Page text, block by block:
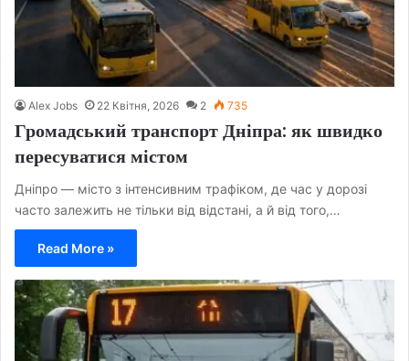
Alex Jobs 22 Квітня, 2026 2 735
Громадський транспорт Дніпра: як швидко
пересуватися містом
Дніпро — місто з інтенсивним трафіком, де час у дорозі
часто залежить не тільки від відстані, а й від того,…
Read More »